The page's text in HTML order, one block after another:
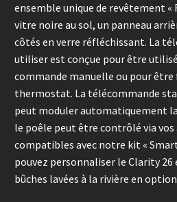
ensemble unique de revêtement «
vitre noire au sol, un panneau
côtés en verre réfléchissant. La
utiliser est conçue pour être
commande manuelle ou pour être
thermostat. La télécommande
peut moduler automatiquement la
le poêle peut être contrôlé via
compatibles avec notre kit «
pouvez personnaliser le Clarity 26
bûches lavées à la rivière en